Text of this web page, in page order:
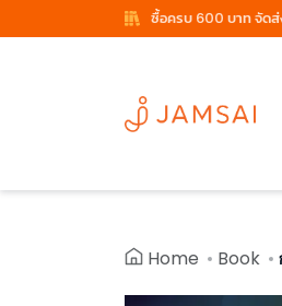
ซื้อครบ 600 บาท จัดส่
Home Book